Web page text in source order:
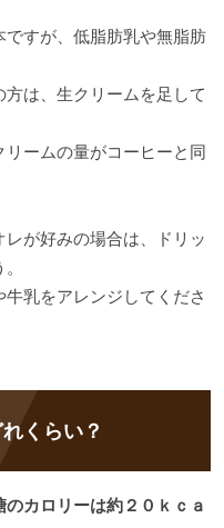
すが、低脂肪乳や無脂肪
は、生クリームを足して
ームの量がコーヒーと同
が好みの場合は、ドリッ
乳をアレンジしてくださ
くらい？
カロリーは約２０ｋｃａ